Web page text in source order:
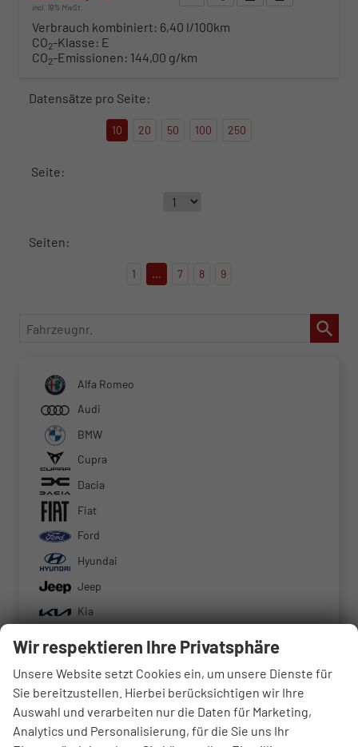
incl. 19% MwSt.
Verbrauch kombiniert: 6,40 l/100km
CO2-Klasse: E
CO2-Emissionen: 144,00 g/km
Datensätze pro Seite:
10 20 50 100 250
Seite:
Seiten:
1 ... 7 8 9
Fahrzeugnr.
Alfa Romeo
Audi
BMW
Cupra
Dacia
Fiat
Ford
Hyundai
Jeep
Kia
Mitsubishi
Nissan
Opel
Wir respektieren Ihre Privatsphäre
Unsere Website setzt Cookies ein, um unsere Dienste für
Sie bereitzustellen. Hierbei berücksichtigen wir Ihre
Auswahl und verarbeiten nur die Daten für Marketing,
Analytics und Personalisierung, für die Sie uns Ihr